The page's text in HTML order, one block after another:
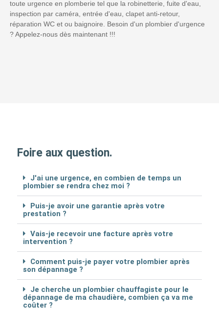
toute urgence en plomberie tel que la robinetterie, fuite d'eau,
inspection par caméra, entrée d'eau, clapet anti-retour,
réparation WC et ou baignoire. Besoin d'un plombier d'urgence
? Appelez-nous dès maintenant !!!
Foire aux question.
J'ai une urgence, en combien de temps un
plombier se rendra chez moi ?
Puis-je avoir une garantie après votre
prestation ?
Vais-je recevoir une facture après votre
intervention ?
Comment puis-je payer votre plombier après
son dépannage ?
Je cherche un plombier chauffagiste pour le
dépannage de ma chaudière, combien ça va me
coûter ?